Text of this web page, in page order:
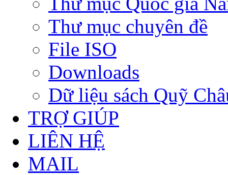
Thư mục chuyên đề
File ISO
Downloads
Dữ liệu sách Quỹ
TRỢ GIÚP
LIÊN HỆ
MAIL